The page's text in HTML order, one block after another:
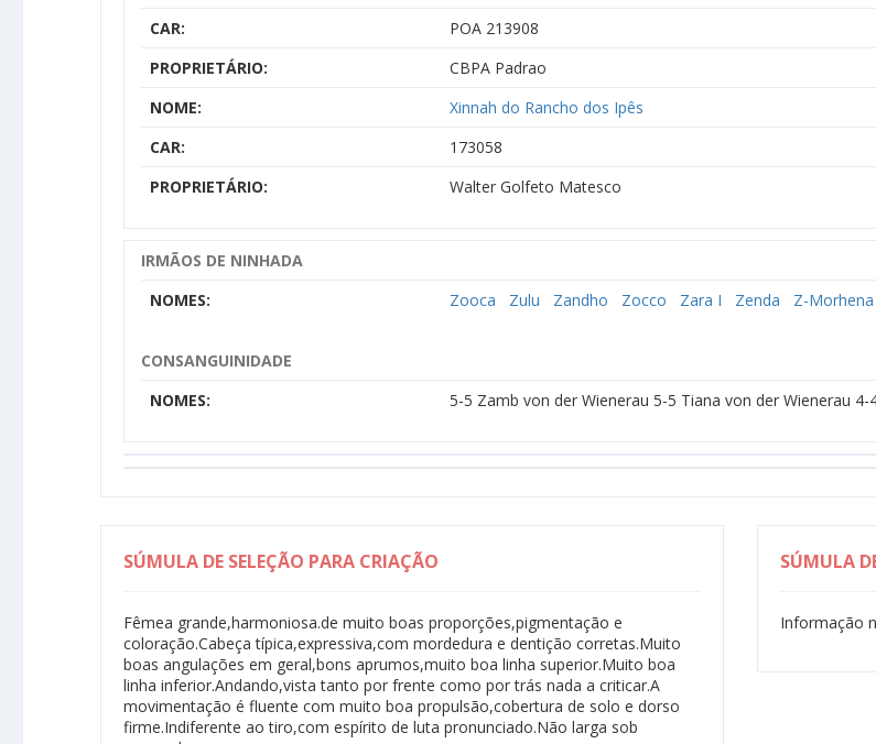
CAR:
POA 213908
PROPRIETÁRIO:
CBPA Padrao
NOME:
Xinnah do Rancho dos Ipês
CAR:
173058
PROPRIETÁRIO:
Walter Golfeto Matesco
IRMÃOS DE NINHADA
NOMES:
Zooca Zulu Zandho Zocco Zara I Zenda Z-Morhena
CONSANGUINIDADE
NOMES:
5-5 Zamb von der Wienerau 5-5 Tiana von der Wienerau
SÚMULA DE SELEÇÃO PARA CRIAÇÃO
Fêmea grande,harmoniosa.de muito boas proporções,pigmentação e
coloração.Cabeça típica,expressiva,com mordedura e dentição corretas.Muito
boas angulações em geral,bons aprumos,muito boa linha superior.Muito boa
linha inferior.Andando,vista tanto por frente como por trás nada a criticar.A
movimentação é fluente com muito boa propulsão,cobertura de solo e dorso
firme.Indiferente ao tiro,com espírito de luta pronunciado.Não larga sob
SÚMULA
Informação